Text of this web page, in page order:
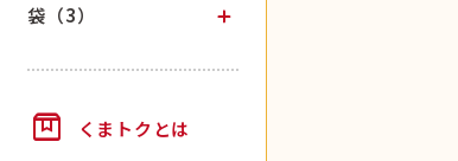
袋（3）
box くまトクとは